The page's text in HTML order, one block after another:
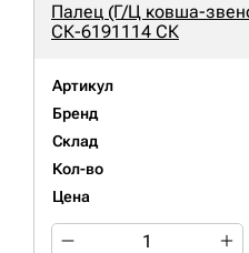
Палец (Г/Ц ковша-
СК-6191114 СК
Артикул
Бренд
Склад
Кол-во
Цена